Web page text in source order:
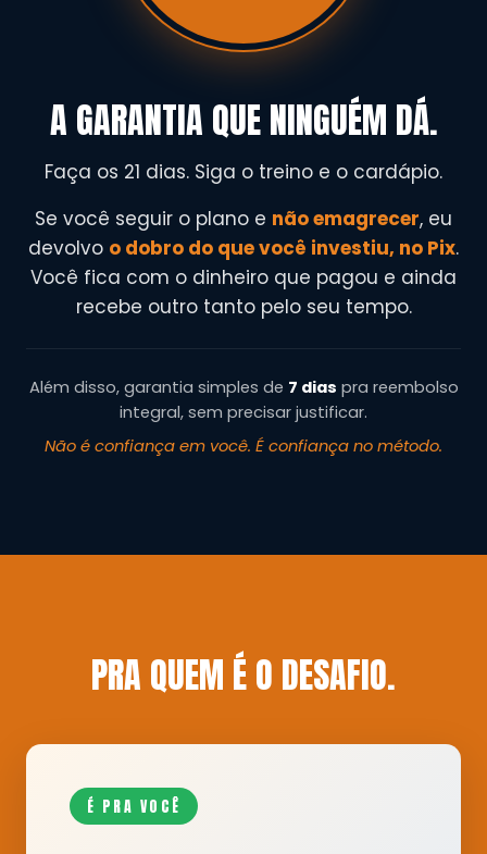
A GARANTIA QUE NINGUÉM DÁ.
Faça os 21 dias. Siga o treino e o cardápio.
Se você seguir o plano e não emagrecer, eu
devolvo o dobro do que você investiu, no Pix.
Você fica com o dinheiro que pagou e ainda
recebe outro tanto pelo seu tempo.
Além disso, garantia simples de 7 dias pra reembolso
integral, sem precisar justificar.
Não é confiança em você. É confiança no método.
PRA QUEM É O DESAFIO.
É PRA VOCÊ